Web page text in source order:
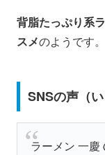
背脂たっぷり系
スメのようです。
SNSの声（
ラーメン 一慶